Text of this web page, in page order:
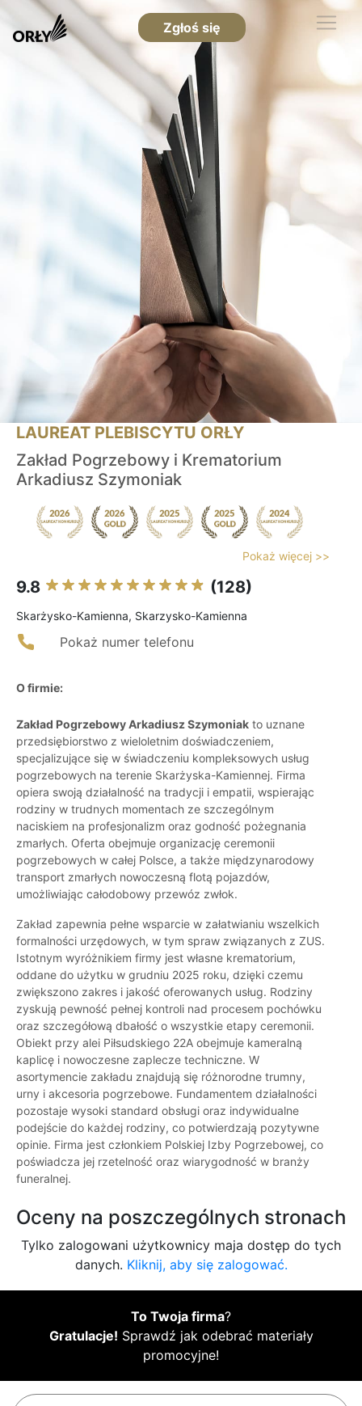
Zgłoś się
LAUREAT PLEBISCYTU ORŁY
Zakład Pogrzebowy i Krematorium
Arkadiusz Szymoniak
Pokaż więcej >>
9.8 (128)
Skarżysko-Kamienna, Skarzysko-Kamienna
Pokaż numer telefonu
O firmie:
Zakład Pogrzebowy Arkadiusz Szymoniak to uznane
przedsiębiorstwo z wieloletnim doświadczeniem,
specjalizujące się w świadczeniu kompleksowych usług
pogrzebowych na terenie Skarżyska-Kamiennej. Firma
opiera swoją działalność na tradycji i empatii, wspierając
rodziny w trudnych momentach ze szczególnym
naciskiem na profesjonalizm oraz godność pożegnania
zmarłych. Oferta obejmuje organizację ceremonii
pogrzebowych w całej Polsce, a także międzynarodowy
transport zmarłych nowoczesną flotą pojazdów,
umożliwiając całodobowy przewóz zwłok.
Zakład zapewnia pełne wsparcie w załatwianiu wszelkich
formalności urzędowych, w tym spraw związanych z ZUS.
Istotnym wyróżnikiem firmy jest własne krematorium,
oddane do użytku w grudniu 2025 roku, dzięki czemu
zwiększono zakres i jakość oferowanych usług. Rodziny
zyskują pewność pełnej kontroli nad procesem pochówku
oraz szczegółową dbałość o wszystkie etapy ceremonii.
Obiekt przy alei Piłsudskiego 22A obejmuje kameralną
kaplicę i nowoczesne zaplecze techniczne. W
asortymencie zakładu znajdują się różnorodne trumny,
urny i akcesoria pogrzebowe. Fundamentem działalności
pozostaje wysoki standard obsługi oraz indywidualne
podejście do każdej rodziny, co potwierdzają pozytywne
opinie. Firma jest członkiem Polskiej Izby Pogrzebowej, co
poświadcza jej rzetelność oraz wiarygodność w branży
funeralnej.
Oceny na poszczególnych stronach
Tylko zalogowani użytkownicy maja dostęp do tych
danych. Kliknij, aby się zalogować.
To Twoja firma?
Gratulacje! Sprawdź jak odebrać materiały
promocyjne!